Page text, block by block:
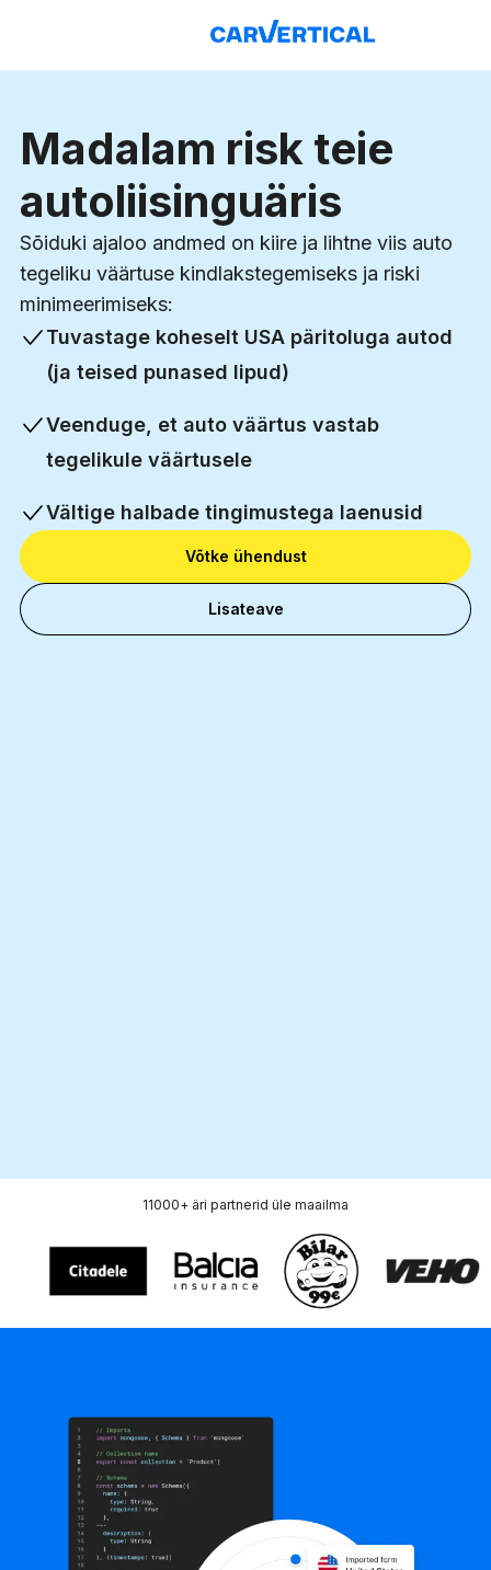
Madalam risk teie
autoliisinguäris
Sõiduki ajaloo andmed on kiire ja lihtne viis auto
tegeliku väärtuse kindlakstegemiseks ja riski
minimeerimiseks:
Tuvastage koheselt USA päritoluga autod
(ja teised punased lipud)
Veenduge, et auto väärtus vastab
tegelikule väärtusele
Vältige halbade tingimustega laenusid
Võtke ühendust
Lisateave
11000+ äri partnerid üle maailma